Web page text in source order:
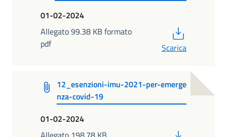
01-02-2024
Allegato 99.38 KB formato
pdf
Scarica
12_esenzioni-imu-2021-per-emerge
nza-covid-19
01-02-2024